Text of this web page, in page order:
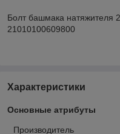
Болт башмака
21010100609800
Характеристики
Основные атрибуты
Производитель